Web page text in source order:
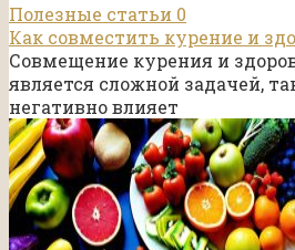
Полезные статьи 0
Как совместить курение и
Совмещение курения и
является сложной задачей,
негативно влияет